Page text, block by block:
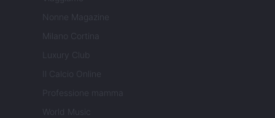
Nonne Magazine
Milano Cortina
Luxury Club
Il Calcio Online
Professione mamma
World Music